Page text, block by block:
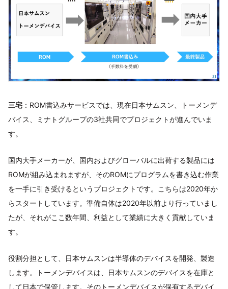
三宅 ：ROM書込みサービスでは、現在日本サムスン、トーメンデ
バイス、ミナトグループの3社共同でプロジェクトが進んでいま
す。
国内大手メーカーが、国内およびグローバルに出荷する製品には
ROMが組み込まれますが、そのROMにプログラムを書き込む作業
を一手に引き受けるというプロジェクトです。こちらは2020年か
らスタートしています。準備自体は2020年以前より行っていまし
たが、それがここ数年間、利益として業績に大きく貢献していま
す。
役割分担として、日本サムスンは半導体のデバイスを開発、製造
します。トーメンデバイスは、日本サムスンのデバイスを在庫と
して日本で保管します。そのトーメンデバイスが保有するデバイ